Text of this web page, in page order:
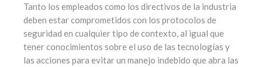
Tanto los empleados como los directivos de la industria
deben estar comprometidos con los protocolos de
seguridad en cualquier tipo de contexto, al igual que
tener conocimientos sobre el uso de las tecnologías y
las acciones para evitar un manejo indebido que abra las